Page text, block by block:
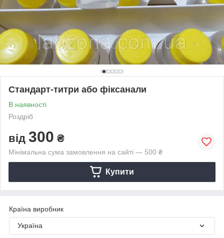
Стандарт-титри або фіксанали
В наявності
Роздріб
від 300 ₴
Мінімальна сума замовлення на сайті — 500 ₴
Купити
Країна виробник
Україна